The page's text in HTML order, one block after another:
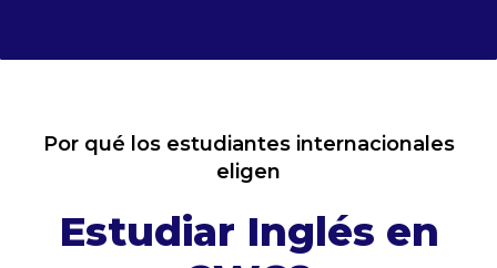
Por qué los estudiantes internacionales
eligen
Estudiar Inglés en